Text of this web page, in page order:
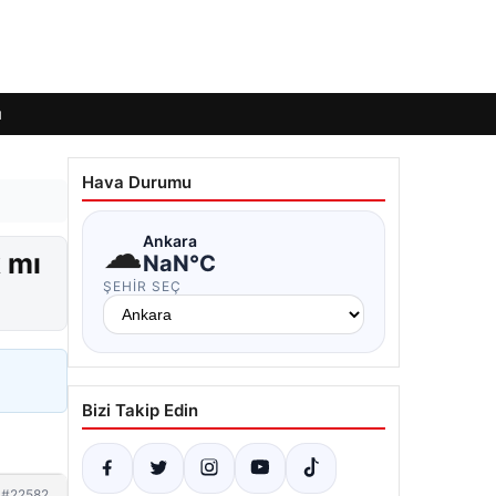
Hava Durumu
☁Ankara
NaN°C
ŞEHIR SEÇ
Bizi Takip Edin